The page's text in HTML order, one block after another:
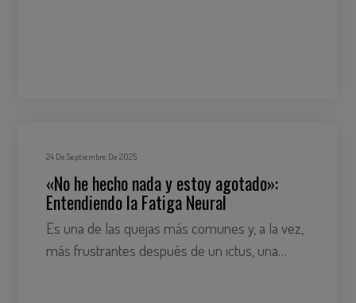
24 De Septiembre De 2025
«No he hecho nada y estoy agotado»:
Entendiendo la Fatiga Neural
Es una de las quejas más comunes y, a la vez,
más frustrantes después de un ictus, una…